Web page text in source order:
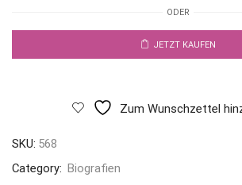
ODER
JETZT KAUFEN
Zum Wunschzettel
SKU: 568
Category: Biografien